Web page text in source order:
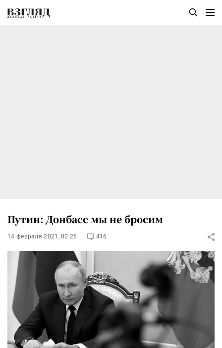
Путин: Донбасс мы не бросим
14 февраля 2021, 00:26 416